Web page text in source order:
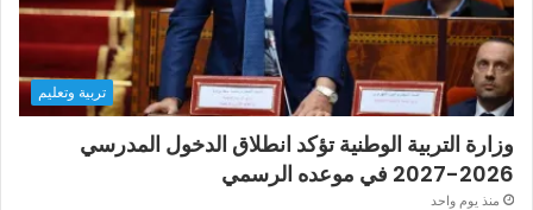
تربية وتعليم
وزارة التربية الوطنية تؤكد انطلاق الدخول المدرسي
2026-2027 في موعده الرسمي
منذ يوم واحد